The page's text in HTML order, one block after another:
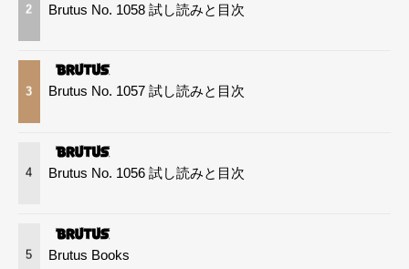
2 Brutus No. 1058 試し読みと目次
3 Brutus No. 1057 試し読みと目次
4 Brutus No. 1056 試し読みと目次
5 Brutus Books